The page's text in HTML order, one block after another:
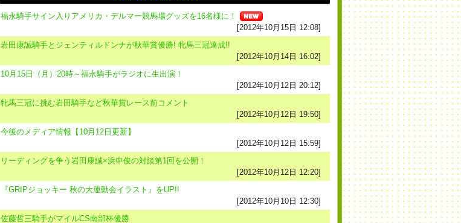
福永騎手サイン入りアメリカ・デルマー競馬場グッズを16名様に！
[2012年10月15日 12:08]
岩田康誠騎手とジェンティルドンナが秋華賞優勝! 牝馬三冠達成!!
[2012年10月14日 16:02]
10月15日（月）20時～福永騎手がラジオに生出演！
[2012年10月12日 20:12]
牝馬三冠に挑む岩田騎手など秋華賞レース前コメント
[2012年10月12日 19:50]
今後のメディア情報【10月12日更新】
[2012年10月12日 15:59]
リーディングを争う岩田康誠×浜中俊の対談第1回を公開！
[2012年10月12日 12:20]
『GRIPジョッキー 秋の大運動会イラスト』をUP!!
[2012年10月10日 12:30]
佐藤哲三騎手がマイルCS南部杯優勝